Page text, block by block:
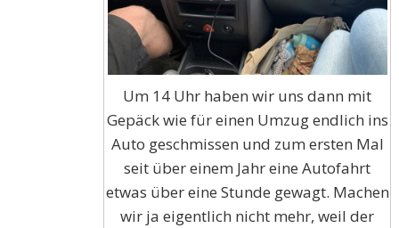
Um 14 Uhr haben wir uns dann mit
Gepäck wie für einen Umzug endlich ins
Auto geschmissen und zum ersten Mal
seit über einem Jahr eine Autofahrt
etwas über eine Stunde gewagt. Machen
wir ja eigentlich nicht mehr, weil der